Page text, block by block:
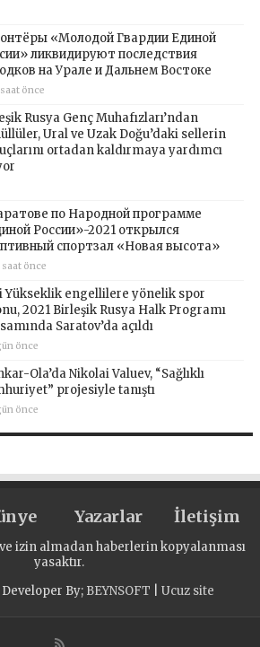
«Молодой Гвардии Единой
ликвидируют последствия
на Урале и Дальнем Востоке
saat önce
Rusya Genç Muhafızları’ndan
Ural ve Uzak Doğu’daki sellerin
ortadan kaldırmaya yardımcı
по Народной программе
России»-2021 открылся
спортзал «Новая высота»
saat önce
Yükseklik engellilere yönelik spor
2021 Birleşik Rusya Halk Programı
Saratov’da açıldı
önce
Ola’da Nikolai Valuev, “Sağlıklı
projesiyle tanıştı
önce
Yazarlar İletişim
izin almadan haberlerin kopyalanması
yasaktır.
By; BEYNSOFT Ucuz site